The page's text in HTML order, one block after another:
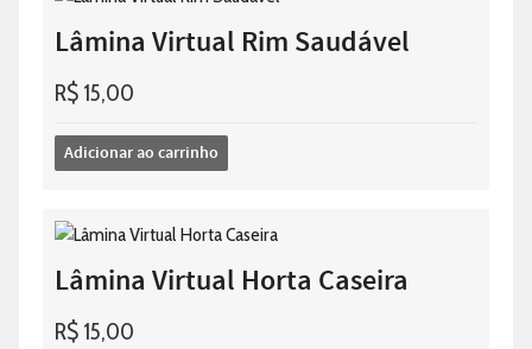
Lâmina Virtual Rim Saudável
R$15,00
Adicionar ao carrinho
Lâmina Virtual Horta Caseira
R$15,00